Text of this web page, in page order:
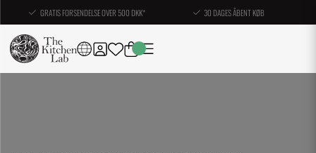
GRATIS FORSENDELSE OVER 500 DKK* 30 DAGES ÅBENT KØB